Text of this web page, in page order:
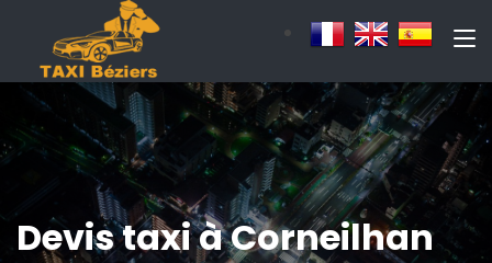
Devis taxi à Corneilhan